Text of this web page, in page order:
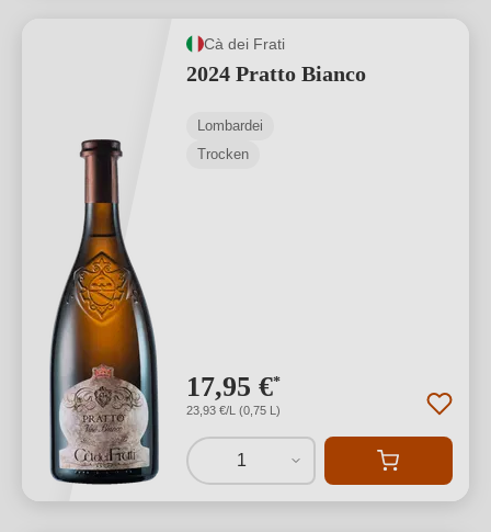
Cà dei Frati
2024 Pratto Bianco
Lombardei
Trocken
17,95 €*
23,93 €/L (0,75 L)
1